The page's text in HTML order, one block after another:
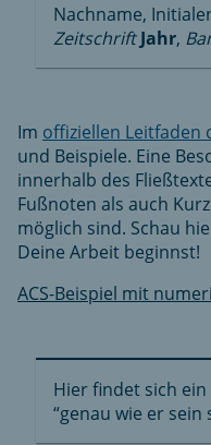
Nachname,
Zeitschrift Jahr,
Im offiziellen Leitfaden
und Beispiele. Eine
innerhalb des
Fußnoten als auch
möglich sind. Schau
Deine Arbeit beginnst!
ACS-Beispiel mit
Hier findet sich
“genau wie er sein